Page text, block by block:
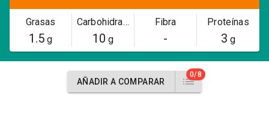
Grasas
1.5g
Carbohidratos
10 g
Fibra
-
Proteínas
3 g
AÑADIR A COMPARAR
0/8